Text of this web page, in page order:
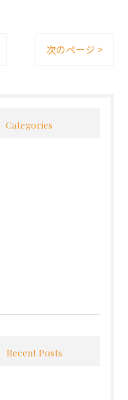
次のページ >
Categories
Recent Posts